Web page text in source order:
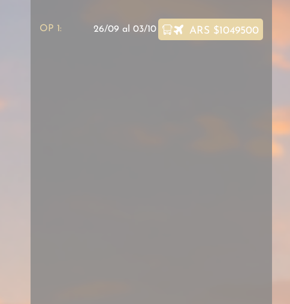
OP 1: 26/09 al 03/10 ARS $1049500